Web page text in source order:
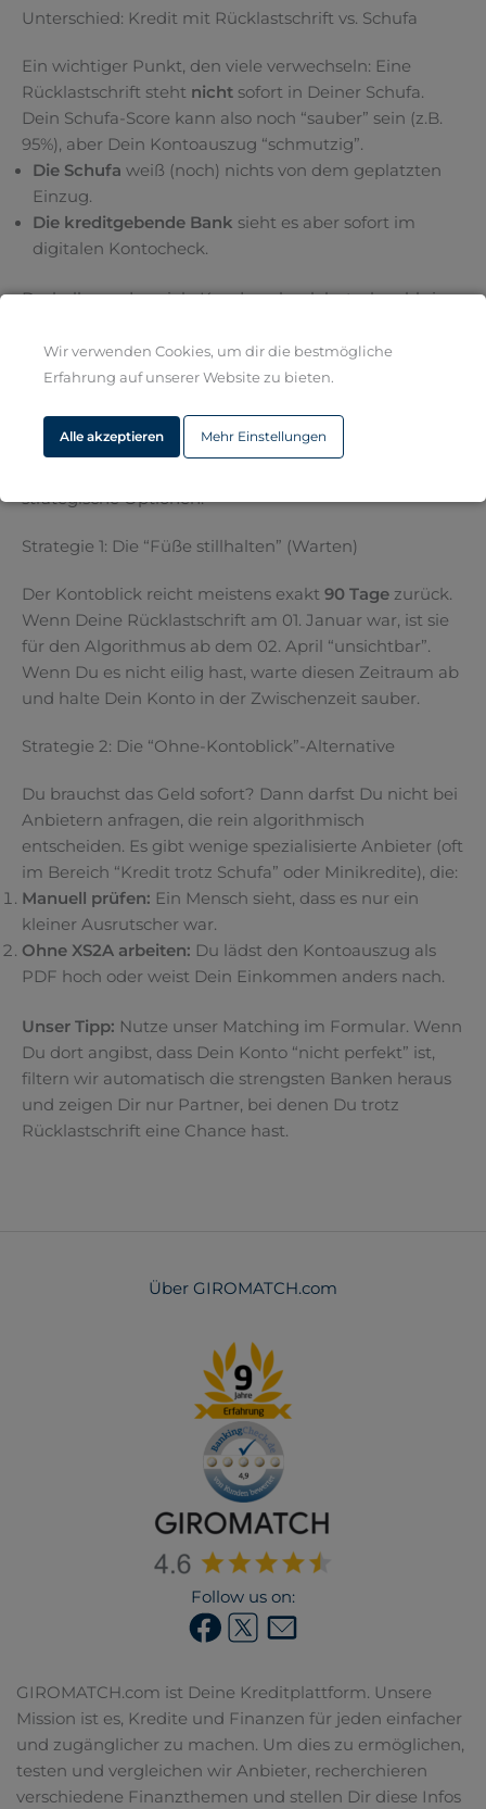
Unterschied: Kredit mit Rücklastschrift vs. Schufa
Ein wichtiger Punkt, den viele verwechseln: Eine
Rücklastschrift steht nicht sofort in Deiner Schufa.
Dein Schufa-Score kann also noch “sauber” sein (z.B.
95%), aber Dein Kontoauszug “schmutzig”.
Die Schufa weiß (noch) nichts von dem geplatzten
Einzug.
Die kreditgebende Bank sieht es aber sofort im
digitalen Kontocheck.
Deshalb werden viele Kunden abgelehnt, obwohl sie
Meine Ampel ist Rot/Gelb – Was kann ich tun?
Wenn der Simulator Dir eine Warnung anzeigt, wird
ein klassischer Ratenkredit bei einer Großbank
strategische Optionen:
Strategie 1: Die “Füße stillhalten” (Warten)
Der Kontoblick reicht meistens exakt 90 Tage zurück.
Wenn Deine Rücklastschrift am 01. Januar war, ist sie
für den Algorithmus ab dem 02. April “unsichtbar”.
Wenn Du es nicht eilig hast, warte diesen Zeitraum ab
und halte Dein Konto in der Zwischenzeit sauber.
Strategie 2: Die “Ohne-Kontoblick”-Alternative
Du brauchst das Geld sofort? Dann darfst Du nicht bei
Anbietern anfragen, die rein algorithmisch
entscheiden. Es gibt wenige spezialisierte Anbieter (oft
im Bereich “Kredit trotz Schufa” oder Minikredite), die:
Manuell prüfen: Ein Mensch sieht, dass es nur ein
kleiner Ausrutscher war.
Ohne XS2A arbeiten: Du lädst den Kontoauszug als
PDF hoch oder weist Dein Einkommen anders nach.
Unser Tipp: Nutze unser Matching im Formular. Wenn
Du dort angibst, dass Dein Konto “nicht perfekt” ist,
filtern wir automatisch die strengsten Banken heraus
und zeigen Dir nur Partner, bei denen Du trotz
Rücklastschrift eine Chance hast.
Über GIROMATCH.com
Follow us on:
GIROMATCH.com ist Deine Kreditplattform. Unsere
Mission ist es, Kredite und Finanzen für jeden einfacher
und zugänglicher zu machen. Um dies zu ermöglichen,
testen und vergleichen wir Anbieter, recherchieren
verschiedene Finanzthemen und stellen Dir diese Infos
Wir verwenden Cookies, um dir die bestmögliche
Erfahrung auf unserer Website zu bieten.
Alle akzeptieren Mehr Einstellungen